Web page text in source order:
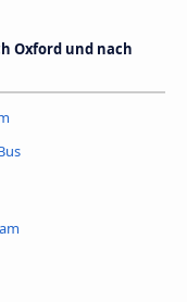
Oxford und nach